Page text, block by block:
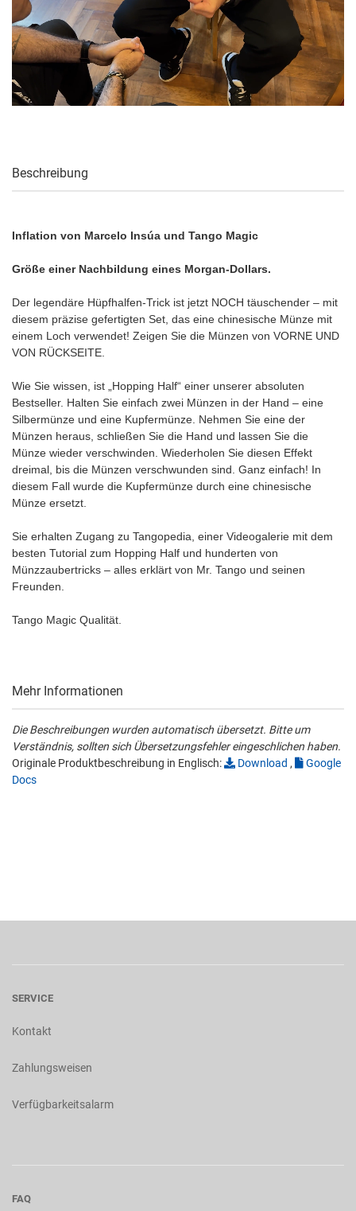
Beschreibung
Inflation von Marcelo Insúa und Tango Magic
Größe einer Nachbildung eines Morgan-Dollars.
Der legendäre Hüpfhalfen-Trick ist jetzt NOCH täuschender – mit
diesem präzise gefertigten Set, das eine chinesische Münze mit
einem Loch verwendet! Zeigen Sie die Münzen von VORNE UND
VON RÜCKSEITE.
Wie Sie wissen, ist „Hopping Half“ einer unserer absoluten
Bestseller. Halten Sie einfach zwei Münzen in der Hand – eine
Silbermünze und eine Kupfermünze. Nehmen Sie eine der
Münzen heraus, schließen Sie die Hand und lassen Sie die
Münze wieder verschwinden. Wiederholen Sie diesen Effekt
dreimal, bis die Münzen verschwunden sind. Ganz einfach! In
diesem Fall wurde die Kupfermünze durch eine chinesische
Münze ersetzt.
Sie erhalten Zugang zu Tangopedia, einer Videogalerie mit dem
besten Tutorial zum Hopping Half und hunderten von
Münzzaubertricks – alles erklärt von Mr. Tango und seinen
Freunden.
Tango Magic Qualität.
Mehr Informationen
Die Beschreibungen wurden automatisch übersetzt. Bitte um
Verständnis, sollten sich Übersetzungsfehler eingeschlichen haben.
Originale Produktbeschreibung in Englisch:
Download ,
Google
Docs
SERVICE
Kontakt
Zahlungsweisen
Verfügbarkeitsalarm
FAQ